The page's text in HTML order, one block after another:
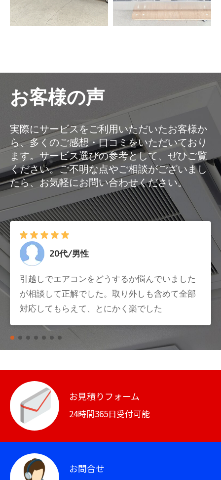
お客様の声
実際にサービスをご利用いただいたお客様か
ら、多くのご感想・口コミをいただいており
ます。サービス選びの参考として、ぜひご覧
ください。ご不明な点やご相談がございまし
たら、お気軽にお問い合わせください。
20代/男性
引越しでエアコンをどうするか悩んでいました
が相談して正解でした。取り外しも含めて全部
対応してもらえて、とにかく楽でした
お見積りフォーム
24時間365日受付可能
お問合せ